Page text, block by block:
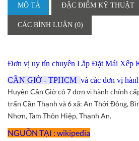
MÔ TẢ ĐẶC ĐIỂM KỸ THUẬT
CÁC BÌNH LUẬN (0)
Đơn vị uy tín chuyên Lắp Đặt Mái Xếp
CẦN GIỜ - TPHCM và các đơn vị
Huyện Cần Giờ có 7 đơn vị hành chính
trấn Cần Thạnh và 6 xã: An Thới Đông,
Nhơn, Tam Thôn Hiệp, Thạnh An.
NGUỒN TẠI : wikipedia